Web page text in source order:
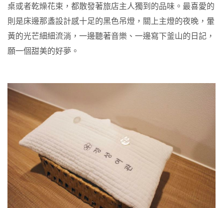
桌或者乾燥花束，都散發著旅店主人獨到的品味。最喜愛的
則是床邊那盞設計感十足的黑色吊燈，關上主燈的夜晚，暈
黃的光芒細細流淌，一邊聽著音樂、一邊寫下釜山的日記，
願一個甜美的好夢。